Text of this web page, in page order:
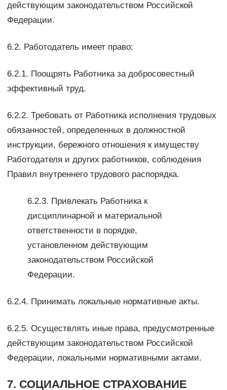
действующим законодательством Российской
Федерации.
6.2. Работодатель имеет право:
6.2.1. Поощрять Работника за добросовестный
эффективный труд.
6.2.2. Требовать от Работника исполнения трудовых
обязанностей, определенных в должностной
инструкции, бережного отношения к имуществу
Работодателя и других работников, соблюдения
Правил внутреннего трудового распорядка.
6.2.3. Привлекать Работника к
дисциплинарной и материальной
ответственности в порядке,
установленном действующим
законодательством Российской
Федерации.
6.2.4. Принимать локальные нормативные акты.
6.2.5. Осуществлять иные права, предусмотренные
действующим законодательством Российской
Федерации, локальными нормативными актами.
7. СОЦИАЛЬНОЕ СТРАХОВАНИЕ